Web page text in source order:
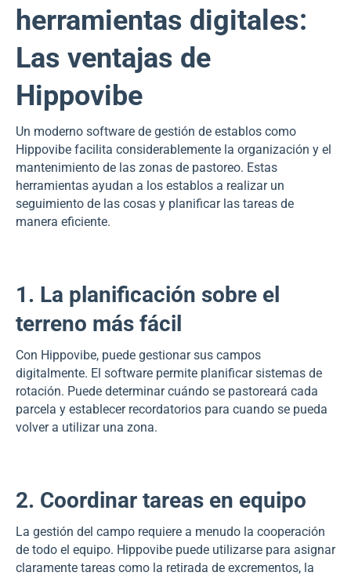
herramientas digitales:
Las ventajas de
Hippovibe
Un moderno software de gestión de establos como
Hippovibe facilita considerablemente la organización y el
mantenimiento de las zonas de pastoreo. Estas
herramientas ayudan a los establos a realizar un
seguimiento de las cosas y planificar las tareas de
manera eficiente.
1. La planificación sobre el
terreno más fácil
Con Hippovibe, puede gestionar sus campos
digitalmente. El software permite planificar sistemas de
rotación. Puede determinar cuándo se pastoreará cada
parcela y establecer recordatorios para cuando se pueda
volver a utilizar una zona.
2. Coordinar tareas en equipo
La gestión del campo requiere a menudo la cooperación
de todo el equipo. Hippovibe puede utilizarse para asignar
claramente tareas como la retirada de excrementos, la